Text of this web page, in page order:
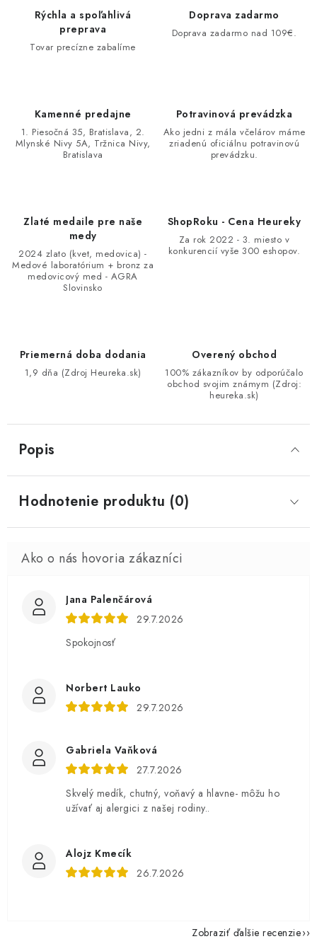
Rýchla a spoľahlivá
preprava
Tovar precízne zabalíme
Doprava zadarmo
Doprava zadarmo nad 109€.
Kamenné predajne
1. Piesočná 35, Bratislava, 2.
Mlynské Nivy 5A, Tržnica Nivy,
Bratislava
Potravinová prevádzka
Ako jedni z mála včelárov máme
zriadenú oficiálnu potravinovú
prevádzku.
Zlaté medaile pre naše
medy
2024 zlato (kvet, medovica) -
Medové laboratórium + bronz za
medovicový med - AGRA
Slovinsko
ShopRoku - Cena Heureky
Za rok 2022 - 3. miesto v
konkurencií vyše 300 eshopov.
Priemerná doba dodania
1,9 dňa (Zdroj Heureka.sk)
Overený obchod
100% zákazníkov by odporúčalo
obchod svojim známym (Zdroj:
heureka.sk)
Popis
Hodnotenie produktu (0)
Jana Palenčárová
29.7.2026
Spokojnosť
Norbert Lauko
29.7.2026
Gabriela Vaňková
27.7.2026
Skvelý medík, chutný, voňavý a hlavne- môžu ho
užívať aj alergici z našej rodiny..
Alojz Kmecík
26.7.2026
Zobraziť ďalšie recenzie